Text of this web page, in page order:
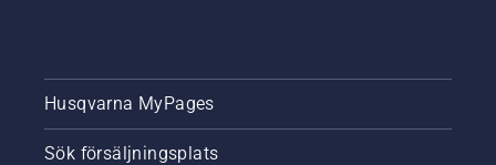
Husqvarna MyPages
Sök försäljningsplats